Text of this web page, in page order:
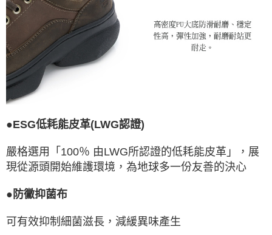
●ESG低耗能皮革(LWG認證)
嚴格選用「100％ 由LWG所認證的低耗能皮革」，展
現從源頭開始維護環境，為地球多一份友善的決心
●防黴抑菌布
可有效抑制細菌滋長，減緩異味產生